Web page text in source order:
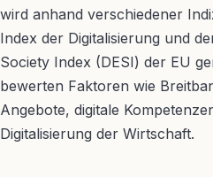
wird anhand verschiedener
Index der Digitalisierung und
Society Index (DESI) der EU
bewerten Faktoren wie
Angebote, digitale
Digitalisierung der Wirtschaft.